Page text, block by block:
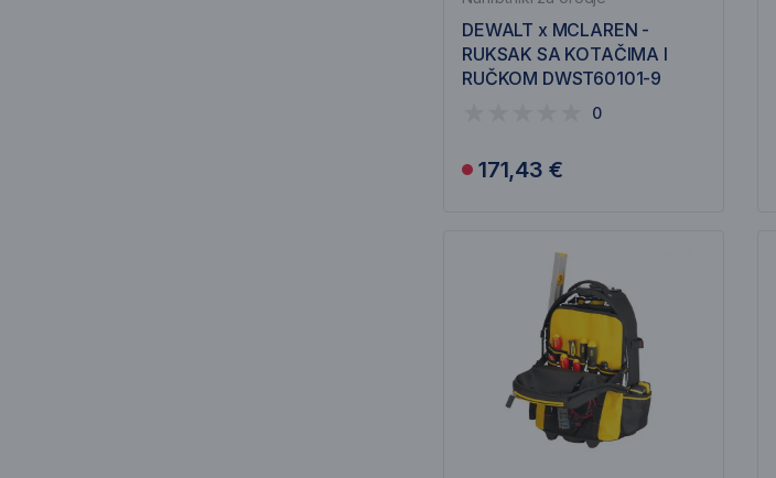
DEWALT x MCLAREN -
RUKSAK SA KOTAČIMA I
RUČKOM DWST60101-9
0
171,43 €